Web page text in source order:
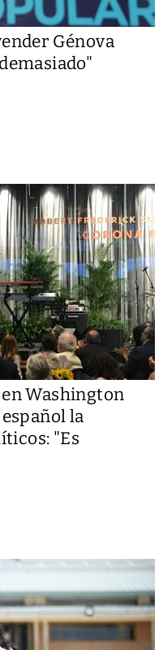
Génova
Washington
la
"Es